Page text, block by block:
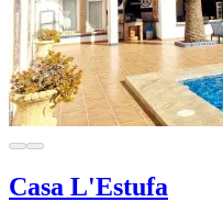
Casa L'Estufa